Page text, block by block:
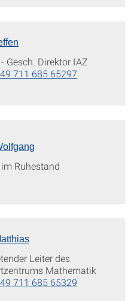
Gesch. Direktor IAZ
711 685 65297
Ruhestand
Leiter des
Mathematik
711 685 65329